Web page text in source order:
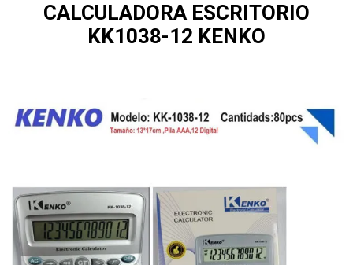
CALCULADORA ESCRITORIO
KK1038-12 KENKO